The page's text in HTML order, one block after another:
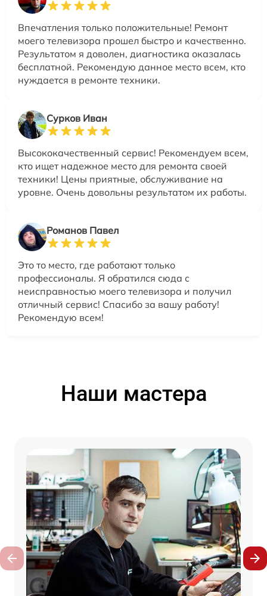
Впечатления только положительные! Ремонт
моего телевизора прошел быстро и качественно.
Результатом я доволен, диагностика оказалась
бесплатной. Рекомендую данное место всем, кто
нуждается в ремонте техники.
Сурков Иван
Высококачественный сервис! Рекомендуем всем,
кто ищет надежное место для ремонта своей
техники! Цены приятные, обслуживание на
уровне. Очень довольны результатом их работы.
Романов Павел
Это то место, где работают только
профессионалы. Я обратился сюда с
неисправностью моего телевизора и получил
отличный сервис! Спасибо за вашу работу!
Рекомендую всем!
Наши мастера